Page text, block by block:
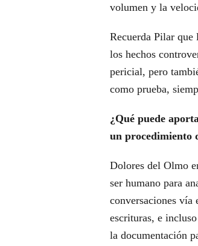
volumen y la
Recuerda Pilar
los hechos
pericial, pero
como prueba,
¿Qué puede
un procedimiento
Dolores del Olmo
ser humano para
conversaciones vía
escrituras, e
la documentación